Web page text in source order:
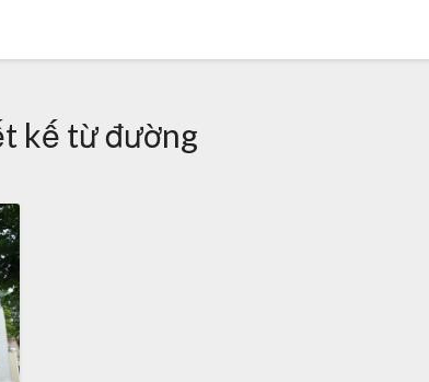
kế từ đường